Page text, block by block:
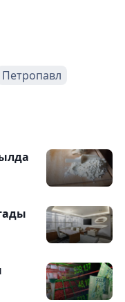
Петропавл